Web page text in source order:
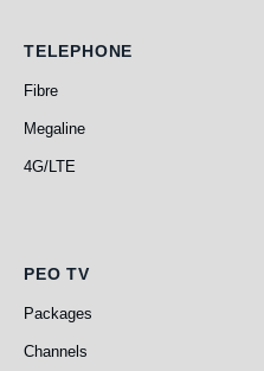
Telephone
TELEPHONE
Fibre
Megaline
4G/LTE
PEO TV
PEO TV
Packages
Channels